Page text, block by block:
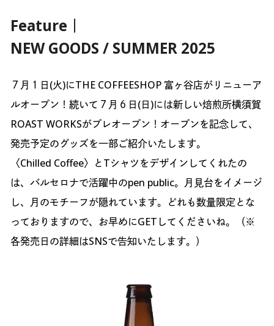
Feature｜
NEW GOODS / SUMMER 2025
７月１日(火)にTHE COFFEESHOP 富ヶ谷店がリニューア
ルオープン！続いて７月６日(日)には新しい焙煎所横須賀
ROAST WORKSがプレオープン！オープンを記念して、
発売予定のグッズを一部ご紹介いたします。
〈Chilled Coffee〉とTシャツをデザインしてくれたの
は、バルセロナで活躍中のpen public。月見台をイメージ
し、月のモチーフが隠れています。どれも数量限定とな
っておりますので、お早めにGETしてくださいね。（※
各発売日の詳細はSNSで告知いたします。）